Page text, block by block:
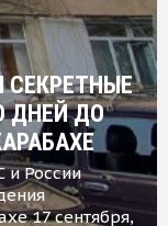
СЕКРЕТНЫЕ
ДНЕЙ ДО
и России
17 сентября,